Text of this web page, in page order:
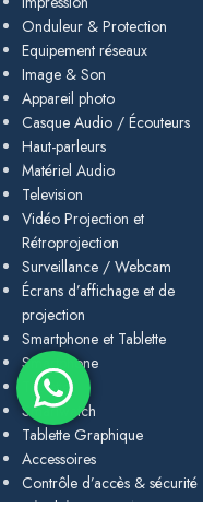
Onduleur & Protection
Equipement réseaux
Image & Son
Appareil photo
Casque Audio / Écouteurs
Haut-parleurs
Matériel Audio
Television
Vidéo Projection et
Rétroprojection
Surveillance / Webcam
Écrans d’affichage et de
projection
Smartphone et Tablette
Smartphone
Tablette
Smartwatch
Tablette Graphique
Accessoires
Contrôle d’accès & sécurité
Périphériques & Accessoires